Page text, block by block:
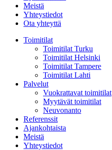
Meistä
Yhteystiedot
Ota yhteyttä
Toimitilat
Toimitilat Turku
Toimitilat Helsinki
Toimitilat Tampere
Toimitilat Lahti
Palvelut
Vuokrattavat toimitilat
Myytävät toimitilat
Neuvonanto
Referenssit
Ajankohtaista
Meistä
Yhteystiedot